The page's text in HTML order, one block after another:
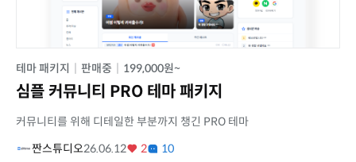
테마 패키지 판매중 199,000원~
심플 커뮤니티 PRO 테마 패키지
커뮤니티를 위해 디테일한 부분까지 챙긴 PRO 테마
짠스튜디오26.06.12 2 10